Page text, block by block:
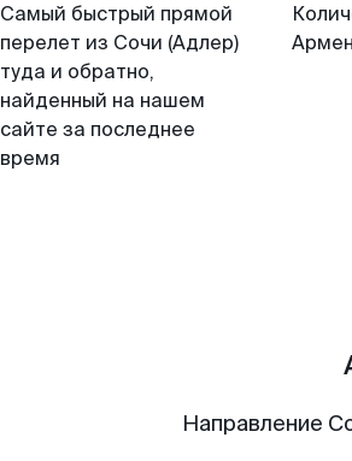
Самый быстрый прямой
перелет из Сочи (Адлер)
туда и обратно,
найденный на нашем
сайте за последнее
время
Направление